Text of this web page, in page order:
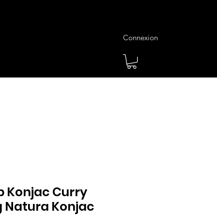
Connexion
Konjac Curry
Natura Konjac